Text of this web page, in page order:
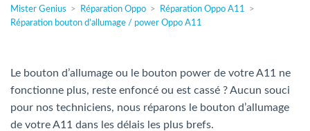
Indépendant
PME
ASBL
Mister Genius Réparation Oppo
Réparation Oppo A11
Réparation bouton d’allumage / power Oppo A11
Le bouton d’allumage ou le bouton power de votre A11 ne
fonctionne plus, reste enfoncé ou est cassé ? Aucun souci
pour nos techniciens, nous réparons le bouton d’allumage
de votre A11 dans les délais les plus brefs.